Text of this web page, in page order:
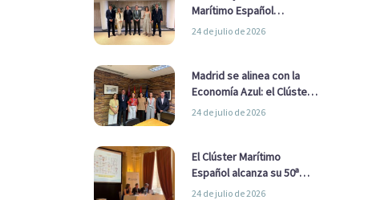
Marítimo Español
refuerzan su alianza para
24 de julio de 2026
Madrid se alinea con la
Economía Azul: el Clúster
Marítimo Español y la Real
Ayuntamiento
24 de julio de 2026
El Clúster Marítimo
Español alcanza su 50ª
Asamblea reafirmando su
24 de julio de 2026